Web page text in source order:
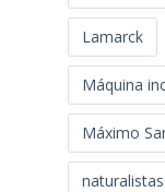
Lamarck
Máquina
Máximo